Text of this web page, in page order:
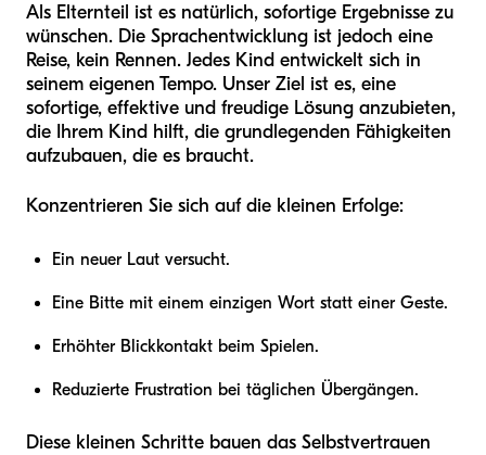
Als Elternteil ist es natürlich, sofortige Ergebnisse zu
wünschen. Die Sprachentwicklung ist jedoch eine
Reise, kein Rennen. Jedes Kind entwickelt sich in
seinem eigenen Tempo. Unser Ziel ist es, eine
sofortige, effektive und freudige Lösung anzubieten,
die Ihrem Kind hilft, die grundlegenden Fähigkeiten
aufzubauen, die es braucht.
Konzentrieren Sie sich auf die kleinen Erfolge:
Ein neuer Laut versucht.
Eine Bitte mit einem einzigen Wort statt einer Geste.
Erhöhter Blickkontakt beim Spielen.
Reduzierte Frustration bei täglichen Übergängen.
Diese kleinen Schritte bauen das Selbstvertrauen